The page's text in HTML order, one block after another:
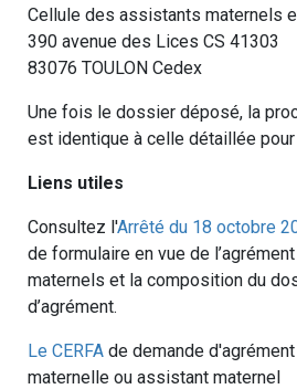
Cellule des assistants maternels
390 avenue des Lices CS 41303
83076 TOULON Cedex
Une fois le dossier déposé, la
est identique à celle détaillée
Liens utiles
Consultez l'Arrêté du 18 octobre
de formulaire en vue de
maternels et la composition du
d’agrément.
Le CERFA de demande
maternelle ou assistant maternel